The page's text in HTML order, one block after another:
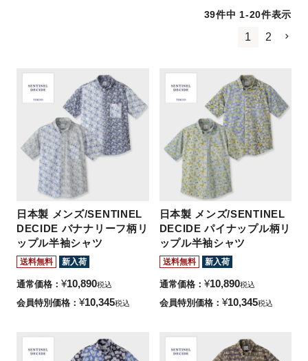
39件中 1-20件表示
1 2
日本製 メンズ/SENTINEL
DECIDE バナナリーフ柄リ
ップル半袖シャツ
送料無料 新入荷
通常価格 ¥10,890税込
会員特別価格 ¥10,345税込
日本製 メンズ/SENTINEL
DECIDE パイナップル柄リ
ップル半袖シャツ
送料無料 新入荷
通常価格 ¥10,890税込
会員特別価格 ¥10,345税込